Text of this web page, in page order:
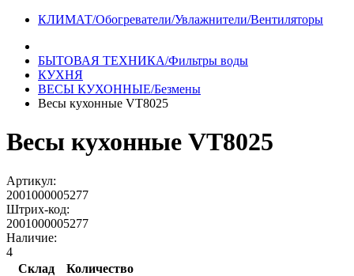
КЛИМАТ/Обогреватели/Увлажнители/Вентиляторы
БЫТОВАЯ ТЕХНИКА/Фильтры воды
КУХНЯ
ВЕСЫ КУХОННЫЕ/Безмены
Весы кухонные VT8025
Весы кухонные VT8025
Артикул:
2001000005277
Штрих-код:
2001000005277
Наличие:
4
Склад
Количество